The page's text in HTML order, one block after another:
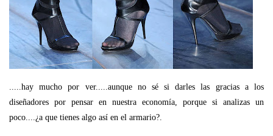
.....hay mucho por ver.....aunque no sé si darles las gracias a los
diseñadores por pensar en nuestra economía, porque si analizas un
poco....¿a que tienes algo así en el armario?.